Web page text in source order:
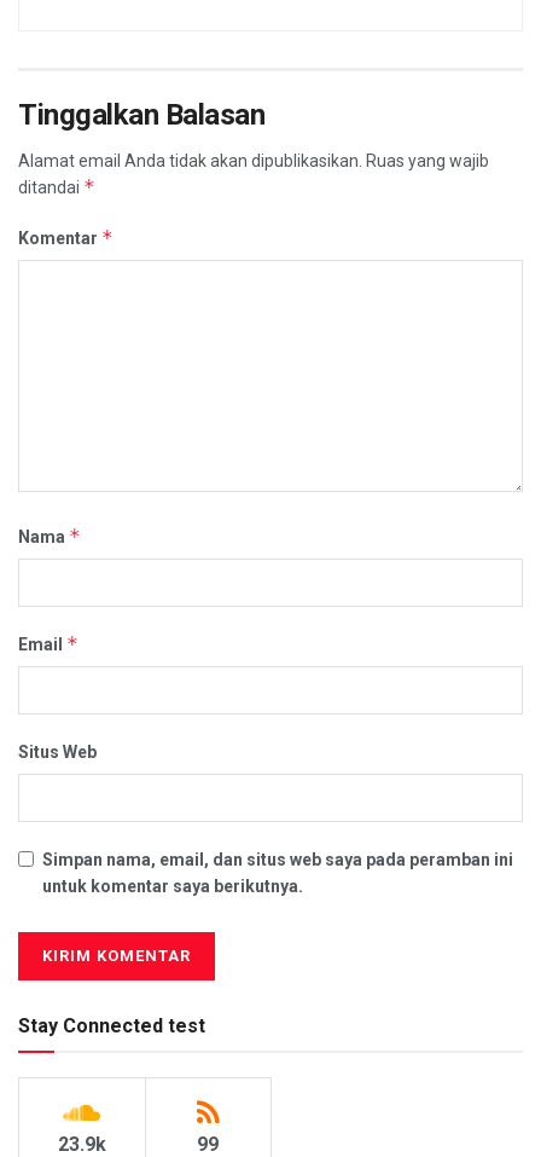
Tinggalkan Balasan
Alamat email Anda tidak akan dipublikasikan. Ruas yang wajib
ditandai *
Komentar *
Nama *
Email *
Situs Web
Simpan nama, email, dan situs web saya pada peramban ini
untuk komentar saya berikutnya.
Stay Connected test
23.9k 99